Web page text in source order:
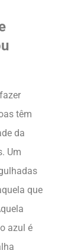
têm
da
Um
que
azul é